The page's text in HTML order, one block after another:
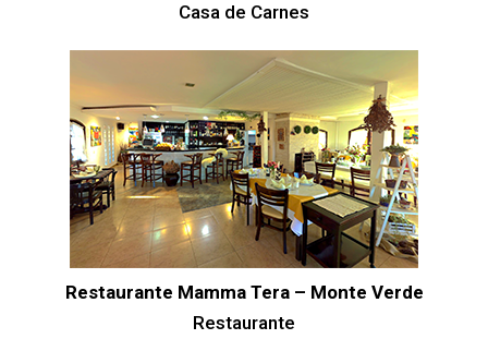
Casa de Carnes
Restaurante Mamma Tera – Monte Verde
Restaurante